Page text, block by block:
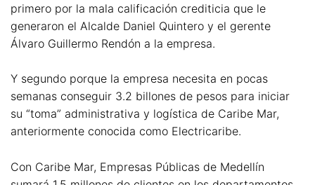
primero por la mala calificación crediticia que le
generaron el Alcalde Daniel Quintero y el gerente
Álvaro Guillermo Rendón a la empresa.
Y segundo porque la empresa necesita en pocas
semanas conseguir 3.2 billones de pesos para iniciar
su “toma” administrativa y logística de Caribe Mar,
anteriormente conocida como Electricaribe.
Con Caribe Mar, Empresas Públicas de Medellín